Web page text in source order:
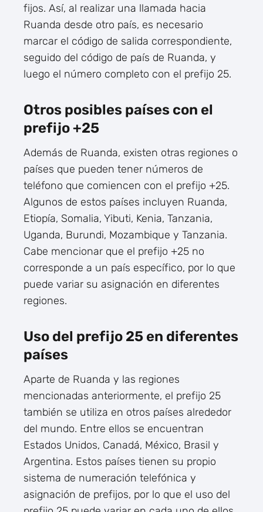
fijos. Así, al realizar una llamada hacia
Ruanda desde otro país, es necesario
marcar el código de salida correspondiente,
seguido del código de país de Ruanda, y
luego el número completo con el prefijo 25.
Otros posibles países con el
prefijo +25
Además de Ruanda, existen otras regiones o
países que pueden tener números de
teléfono que comiencen con el prefijo +25.
Algunos de estos países incluyen Ruanda,
Etiopía, Somalia, Yibuti, Kenia, Tanzania,
Uganda, Burundi, Mozambique y Tanzania.
Cabe mencionar que el prefijo +25 no
corresponde a un país específico, por lo que
puede variar su asignación en diferentes
regiones.
Uso del prefijo 25 en diferentes
países
Aparte de Ruanda y las regiones
mencionadas anteriormente, el prefijo 25
también se utiliza en otros países alrededor
del mundo. Entre ellos se encuentran
Estados Unidos, Canadá, México, Brasil y
Argentina. Estos países tienen su propio
sistema de numeración telefónica y
asignación de prefijos, por lo que el uso del